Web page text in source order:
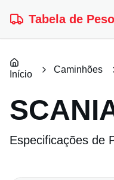
Tabela de
Início Caminhões
Especificações de